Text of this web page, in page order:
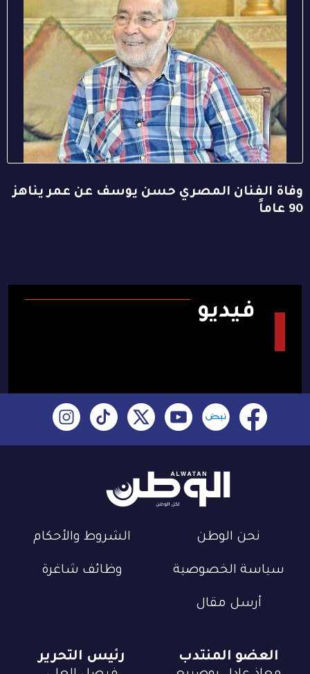
وفاة الفنان المصري حسن يوسف عن عمر يناهز
90 عاماً
فيديو
نحن الوطن الشروط والأحكام
سياسة الخصوصية وظائف شاغرة
أرسل مقال
العضو المنتدب رئيس التحرير